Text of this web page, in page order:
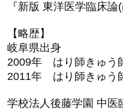
『新版 東洋医学臨床
【略歴】
岐阜県出身
2009年 はり師きゅう
2011年 はり師きゅう
学校法人後藤学園 中医